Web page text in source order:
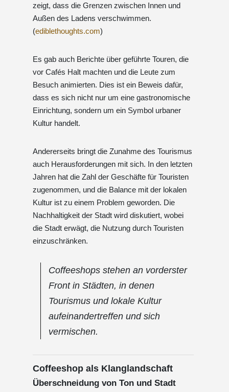
zeigt, dass die Grenzen zwischen Innen und
Außen des Ladens verschwimmen.
(ediblethoughts.com)
Es gab auch Berichte über geführte Touren, die
vor Cafés Halt machten und die Leute zum
Besuch animierten. Dies ist ein Beweis dafür,
dass es sich nicht nur um eine gastronomische
Einrichtung, sondern um ein Symbol urbaner
Kultur handelt.
Andererseits bringt die Zunahme des Tourismus
auch Herausforderungen mit sich. In den letzten
Jahren hat die Zahl der Geschäfte für Touristen
zugenommen, und die Balance mit der lokalen
Kultur ist zu einem Problem geworden. Die
Nachhaltigkeit der Stadt wird diskutiert, wobei
die Stadt erwägt, die Nutzung durch Touristen
einzuschränken.
Coffeeshops stehen an vorderster
Front in Städten, in denen
Tourismus und lokale Kultur
aufeinandertreffen und sich
vermischen.
Coffeeshop als Klanglandschaft
Überschneidung von Ton und Stadt